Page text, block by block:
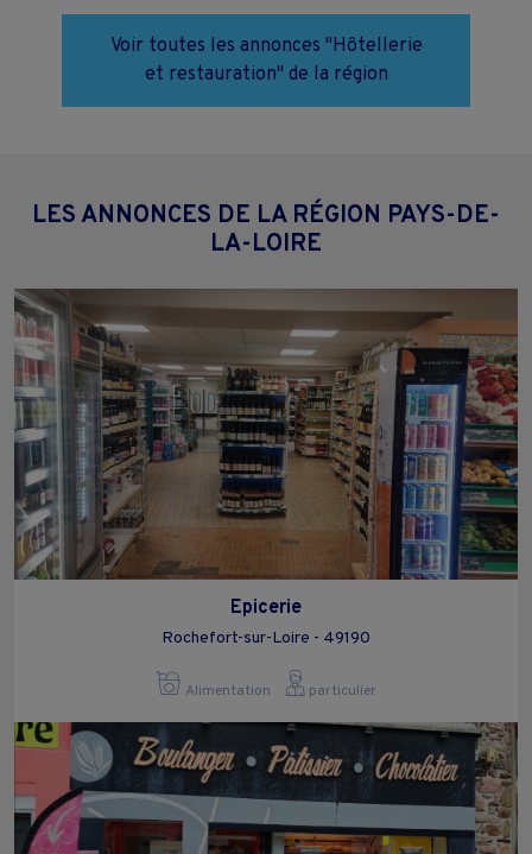
Voir toutes les annonces "Hôtellerie
et restauration" de la région
LES ANNONCES DE LA RÉGION PAYS-DE-
LA-LOIRE
Epicerie
Rochefort-sur-Loire - 49190
Alimentation particulier